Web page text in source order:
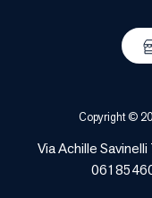
Copyright ©
Via Achille